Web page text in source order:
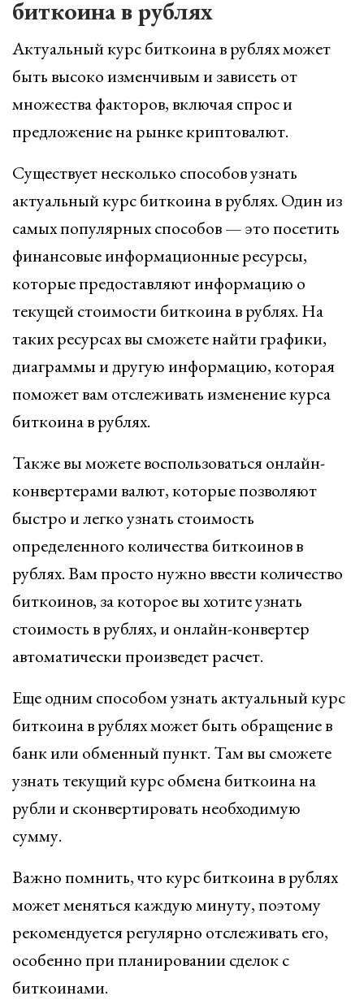
биткоина в рублях
Актуальный курс биткоина в рублях может
быть высоко изменчивым и зависеть от
множества факторов, включая спрос и
предложение на рынке криптовалют.
Существует несколько способов узнать
актуальный курс биткоина в рублях. Один из
самых популярных способов — это посетить
финансовые информационные ресурсы,
которые предоставляют информацию о
текущей стоимости биткоина в рублях. На
таких ресурсах вы сможете найти графики,
диаграммы и другую информацию, которая
поможет вам отслеживать изменение курса
биткоина в рублях.
Также вы можете воспользоваться онлайн-
конвертерами валют, которые позволяют
быстро и легко узнать стоимость
определенного количества биткоинов в
рублях. Вам просто нужно ввести количество
биткоинов, за которое вы хотите узнать
стоимость в рублях, и онлайн-конвертер
автоматически произведет расчет.
Еще одним способом узнать актуальный курс
биткоина в рублях может быть обращение в
банк или обменный пункт. Там вы сможете
узнать текущий курс обмена биткоина на
рубли и сконвертировать необходимую
сумму.
Важно помнить, что курс биткоина в рублях
может меняться каждую минуту, поэтому
рекомендуется регулярно отслеживать его,
особенно при планировании сделок с
биткоинами.